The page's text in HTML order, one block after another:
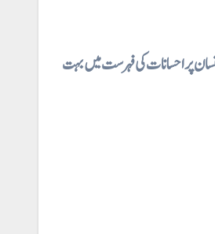
پر احسانات کی فہرست میں بہت